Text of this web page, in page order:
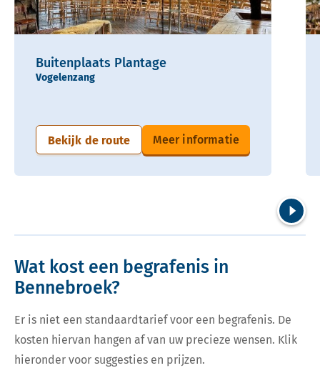
Buitenplaats Plantage
Vogelenzang
Bekijk de route Meer informatie
Wat kost een begrafenis in
Bennebroek?
Er is niet een standaardtarief voor een begrafenis. De
kosten hiervan hangen af van uw precieze wensen. Klik
hieronder voor suggesties en prijzen.